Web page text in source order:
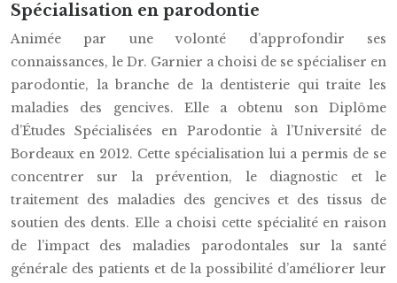
Spécialisation en parodontie
Animée par une volonté d’approfondir ses
connaissances, le Dr. Garnier a choisi de se spécialiser en
parodontie, la branche de la dentisterie qui traite les
maladies des gencives. Elle a obtenu son Diplôme
d’Études Spécialisées en Parodontie à l’Université de
Bordeaux en 2012. Cette spécialisation lui a permis de se
concentrer sur la prévention, le diagnostic et le
traitement des maladies des gencives et des tissus de
soutien des dents. Elle a choisi cette spécialité en raison
de l’impact des maladies parodontales sur la santé
générale des patients et de la possibilité d’améliorer leur